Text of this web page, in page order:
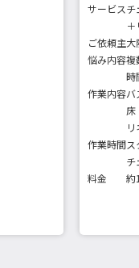
サービスチ
ご依頼主大
悩み内容複
時
作業内容バ
床
作業時間
チ
料金
約